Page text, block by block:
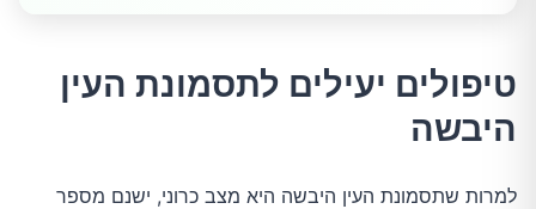
טיפולים יעילים לתסמונת העין
היבשה
למרות שתסמונת העין היבשה היא מצב כרוני, ישנם מספר